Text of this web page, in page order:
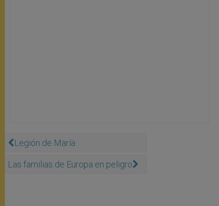
Legión de María
Las familias de Europa en peligro